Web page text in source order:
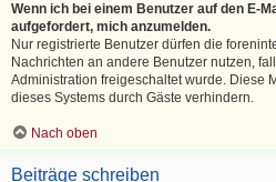
Wenn ich bei einem Benutzer auf den E-
aufgefordert, mich anzumelden.
Nur registrierte Benutzer dürfen die
Nachrichten an andere Benutzer nutzen,
Administration freigeschaltet wurde. Diese
dieses Systems durch Gäste verhindern.
Nach oben
Beiträge schreiben